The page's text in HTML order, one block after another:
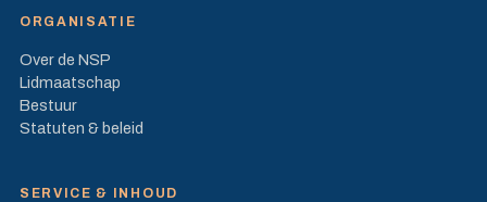
ORGANISATIE
Over de NSP
Lidmaatschap
Bestuur
Statuten & beleid
SERVICE & INHOUD